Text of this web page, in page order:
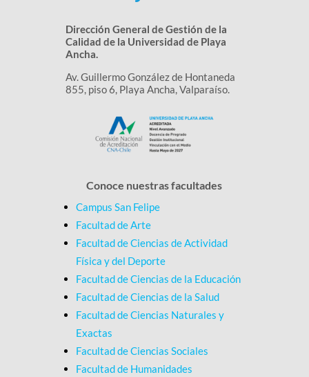
Dirección General de Gestión de la
Calidad de la Universidad de Playa
Ancha.
Av. Guillermo González de Hontaneda
855, piso 6, Playa Ancha, Valparaíso.
Conoce nuestras facultades
Campus San Felipe
Facultad de Arte
Facultad de Ciencias de Actividad
Física y del Deporte
Facultad de Ciencias de la Educación
Facultad de Ciencias de la Salud
Facultad de Ciencias Naturales y
Exactas
Facultad de Ciencias Sociales
Facultad de Humanidades